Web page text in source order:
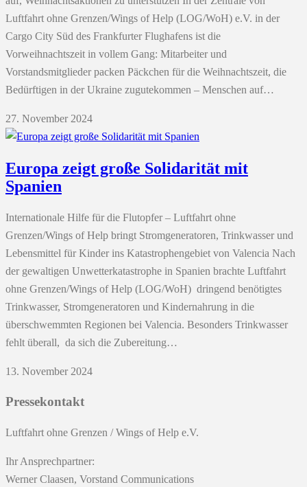
Luftfahrt ohne Grenzen/Wings of Help (LOG/WoH) e.V. in der
Cargo City Süd des Frankfurter Flughafens ist die
Vorweihnachtszeit in vollem Gang: Mitarbeiter und
Vorstandsmitglieder packen Päckchen für die Weihnachtszeit, die
Bedürftigen in der Ukraine zugutekommen – Menschen auf…
27. November 2024
Europa zeigt große Solidarität mit
Spanien
Internationale Hilfe für die Flutopfer – Luftfahrt ohne
Grenzen/Wings of Help bringt Stromgeneratoren, Trinkwasser und
Lebensmittel für Kinder ins Katastrophengebiet von Valencia Nach
der gewaltigen Unwetterkatastrophe in Spanien brachte Luftfahrt
ohne Grenzen/Wings of Help (LOG/WoH) dringend benötigtes
Trinkwasser, Stromgeneratoren und Kindernahrung in die
überschwemmten Regionen bei Valencia. Besonders Trinkwasser
fehlt überall, da sich die Zubereitung…
13. November 2024
Pressekontakt
Luftfahrt ohne Grenzen / Wings of Help e.V.
Ihr Ansprechpartner:
Werner Claasen, Vorstand Communications